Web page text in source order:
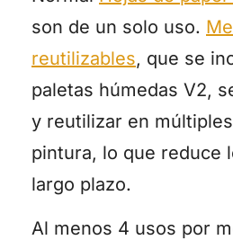
son de un solo uso.
reutilizables, que se
paletas húmedas V2,
y reutilizar en
pintura, lo que reduce
largo plazo.
Al menos 4 usos por